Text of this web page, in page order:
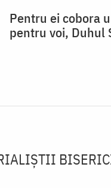
Pentru ei cobora
pentru voi, Duhul